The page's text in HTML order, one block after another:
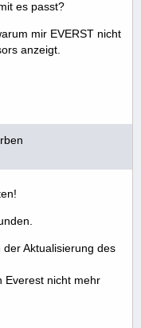
es passt?
mir EVERST nicht
anzeigt.
Aktualisierung des
Everest nicht mehr